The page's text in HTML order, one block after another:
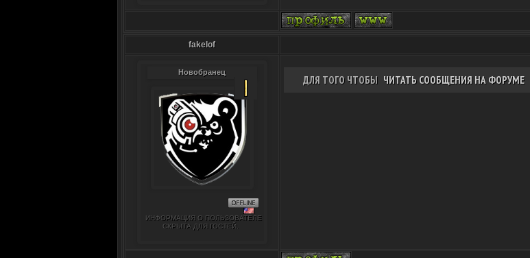
fakelof
Новобранец
ИНФОРМАЦИЯ О ПОЛЬЗОВАТЕЛЕ
СКРЫТА ДЛЯ ГОСТЕЙ.
ДЛЯ ТОГО ЧТОБЫ ЧИТАТЬ СООБЩЕНИЯ НА ФОРУМЕ